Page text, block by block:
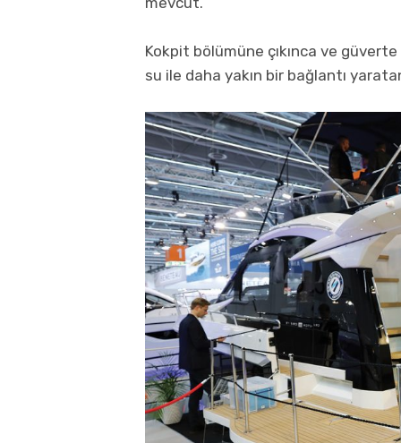
Kokpit bölümüne çıkınca ve
su ile daha yakın bir bağlantı